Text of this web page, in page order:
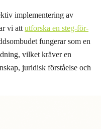
implementering av
vi att utforska en steg-för-
fungerar som en
vilket kräver en
juridisk förståelse och